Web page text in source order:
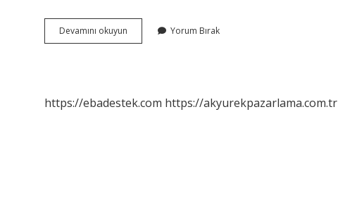
Devamını okuyun
Kürtçe
Yorum Bırak
https://ebadestek.com https://akyurekpazarlama.com.tr